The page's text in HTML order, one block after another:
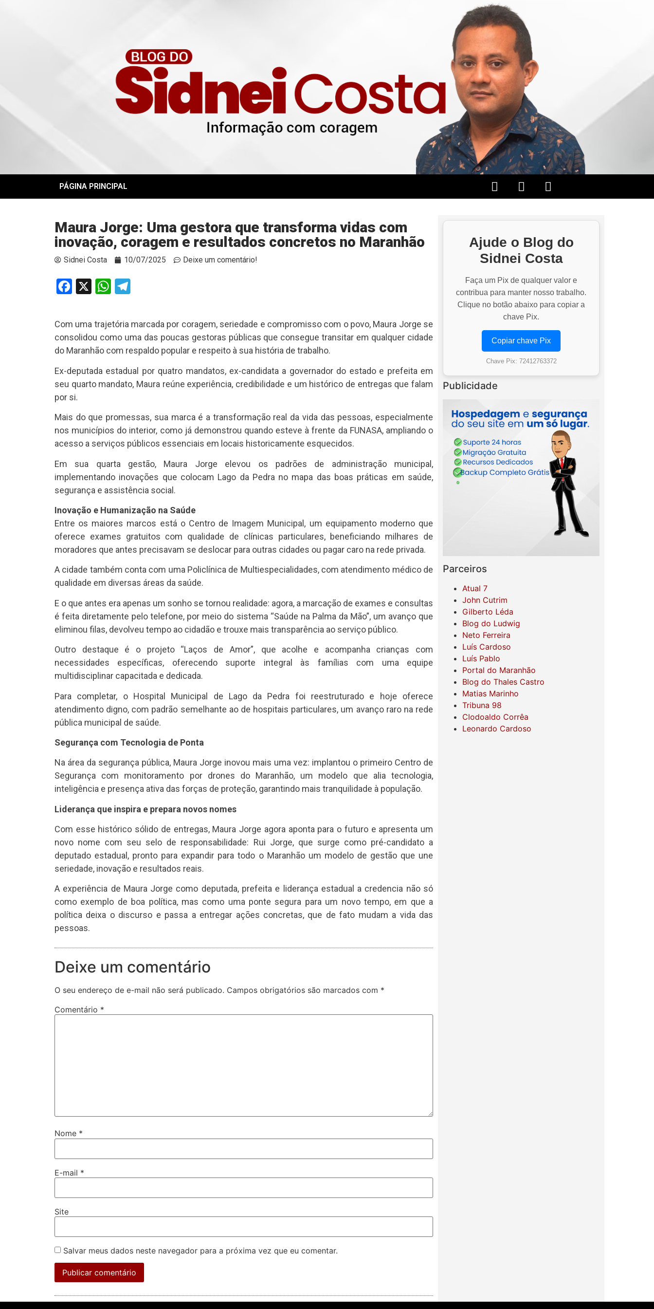
PÁGINA PRINCIPAL
Maura Jorge: Uma gestora que transforma vidas com
inovação, coragem e resultados concretos no Maranhão
Sidnei Costa 10/07/2025 Deixe um comentário!
Facebook
X WhatsApp
Com uma trajetória marcada por coragem, seriedade e compromisso com o povo, Maura Jorge se
consolidou como uma das poucas gestoras públicas que consegue transitar em qualquer cidade
do Maranhão com respaldo popular e respeito à sua história de trabalho.
Ex-deputada estadual por quatro mandatos, ex-candidata a governador do estado e prefeita em
seu quarto mandato, Maura reúne experiência, credibilidade e um histórico de entregas que falam
por si.
Mais do que promessas, sua marca é a transformação real da vida das pessoas, especialmente
nos municípios do interior, como já demonstrou quando esteve à frente da FUNASA, ampliando o
acesso a serviços públicos essenciais em locais historicamente esquecidos.
Em sua quarta gestão, Maura Jorge elevou os padrões de administração municipal,
implementando inovações que colocam Lago da Pedra no mapa das boas práticas em saúde,
segurança e assistência social.
Inovação e Humanização na Saúde
Entre os maiores marcos está o Centro de Imagem Municipal, um equipamento moderno que
oferece exames gratuitos com qualidade de clínicas particulares, beneficiando milhares de
moradores que antes precisavam se deslocar para outras cidades ou pagar caro na rede privada.
A cidade também conta com uma Policlínica de Multiespecialidades, com atendimento médico de
qualidade em diversas áreas da saúde.
E o que antes era apenas um sonho se tornou realidade: agora, a marcação de exames e consultas
é feita diretamente pelo telefone, por meio do sistema “Saúde na Palma da Mão”, um avanço que
eliminou filas, devolveu tempo ao cidadão e trouxe mais transparência ao serviço público.
Outro destaque é o projeto “Laços de Amor”, que acolhe e acompanha crianças com
necessidades específicas, oferecendo suporte integral às famílias com uma equipe
multidisciplinar capacitada e dedicada.
Para completar, o Hospital Municipal de Lago da Pedra foi reestruturado e hoje oferece
atendimento digno, com padrão semelhante ao de hospitais particulares, um avanço raro na rede
pública municipal de saúde.
Segurança com Tecnologia de Ponta
Na área da segurança pública, Maura Jorge inovou mais uma vez: implantou o primeiro Centro de
Segurança com monitoramento por drones do Maranhão, um modelo que alia tecnologia,
inteligência e presença ativa das forças de proteção, garantindo mais tranquilidade à população.
Liderança que inspira e prepara novos nomes
Com esse histórico sólido de entregas, Maura Jorge agora aponta para o futuro e apresenta um
novo nome com seu selo de responsabilidade: Rui Jorge, que surge como pré-candidato a
deputado estadual, pronto para expandir para todo o Maranhão um modelo de gestão que une
seriedade, inovação e resultados reais.
A experiência de Maura Jorge como deputada, prefeita e liderança estadual a credencia não só
como exemplo de boa política, mas como uma ponte segura para um novo tempo, em que a
política deixa o discurso e passa a entregar ações concretas, que de fato mudam a vida das
pessoas.
Deixe um comentário
O seu endereço de e-mail não será publicado. Campos obrigatórios são marcados com *
Comentário *
Nome *
E-mail *
Site
Salvar meus dados neste navegador para a próxima vez que eu comentar.
Ajude o Blog do
Sidnei Costa
Faça um Pix de qualquer valor e
contribua para manter nosso trabalho.
Clique no botão abaixo para copiar a
chave Pix.
Copiar chave Pix
Chave Pix: 72412763372
Publicidade
Parceiros
Atual 7
John Cutrim
Gilberto Léda
Blog do Ludwig
Neto Ferreira
Luís Cardoso
Luís Pablo
Portal do Maranhão
Blog do Thales Castro
Matias Marinho
Tribuna 98
Clodoaldo Corrêa
Leonardo Cardoso